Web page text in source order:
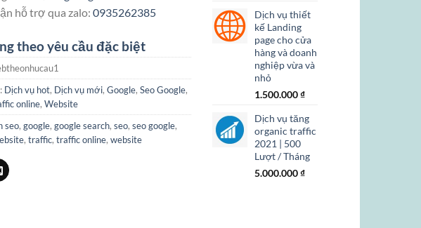
hỗ trợ qua zalo: 0935262385
theo yêu cầu đặc biệt
Dịch vụ hot, Dịch vụ mới, Google, Seo Google,
online, Website
seo, google, google search, seo, seo google,
, traffic, traffic online, website
là:
4.500.000 ₫.
tại
3.000.000 ₫.
Dịch vụ thiết
kế Landing
page cho cửa
hàng và doanh
nghiệp vừa và
nhỏ
1.500.000₫
Dịch vụ tăng
organic traffic
2021 | 500
Lượt / Tháng
5.000.000₫